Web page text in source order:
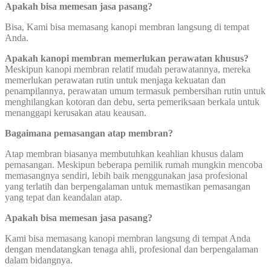
Apakah bisa memesan jasa pasang?
Bisa, Kami bisa memasang kanopi membran langsung di tempat
Anda.
Apakah kanopi membran memerlukan perawatan khusus?
Meskipun kanopi membran relatif mudah perawatannya, mereka
memerlukan perawatan rutin untuk menjaga kekuatan dan
penampilannya, perawatan umum termasuk pembersihan rutin untuk
menghilangkan kotoran dan debu, serta pemeriksaan berkala untuk
menanggapi kerusakan atau keausan.
Bagaimana pemasangan atap membran?
Atap membran biasanya membutuhkan keahlian khusus dalam
pemasangan. Meskipun beberapa pemilik rumah mungkin mencoba
memasangnya sendiri, lebih baik menggunakan jasa profesional
yang terlatih dan berpengalaman untuk memastikan pemasangan
yang tepat dan keandalan atap.
Apakah bisa memesan jasa pasang?
Kami bisa memasang kanopi membran langsung di tempat Anda
dengan mendatangkan tenaga ahli, profesional dan berpengalaman
dalam bidangnya.